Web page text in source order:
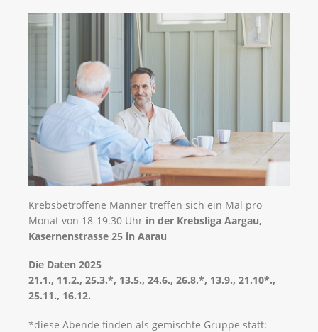
Krebsbetroffene Männer treffen sich ein Mal pro
Monat von 18-19.30 Uhr in der Krebsliga Aargau,
Kasernenstrasse 25 in Aarau
Die Daten 2025
21.1., 11.2., 25.3.*, 13.5., 24.6., 26.8.*, 13.9., 21.10*.,
25.11., 16.12.
*diese Abende finden als gemischte Gruppe statt: